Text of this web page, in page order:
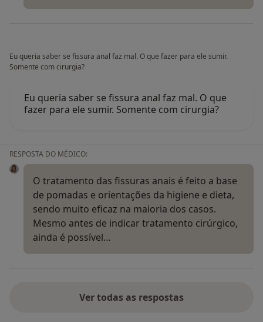
Eu queria saber se fissura anal faz mal. O que fazer para ele sumir.
Somente com cirurgia?
Eu queria saber se fissura anal faz mal. O que
fazer para ele sumir. Somente com cirurgia?
RESPOSTA DO MÉDICO:
O tratamento das fissuras anais é feito a base
de pomadas e orientações da higiene e dieta,
sendo muito eficaz na maioria dos casos.
Mesmo antes de indicar tratamento cirúrgico,
ainda é possível…
Ver todas as respostas